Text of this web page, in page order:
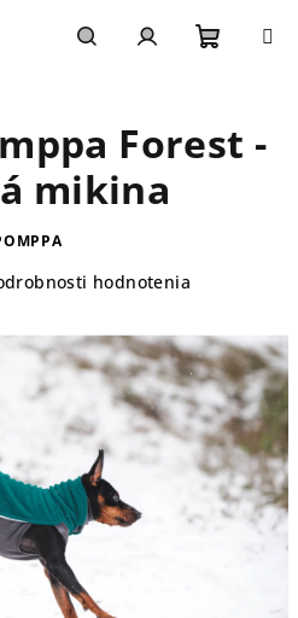
košík
Forest -
mikina
hodnotenia